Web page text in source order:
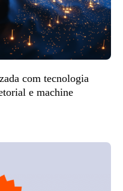
com tecnologia
e machine